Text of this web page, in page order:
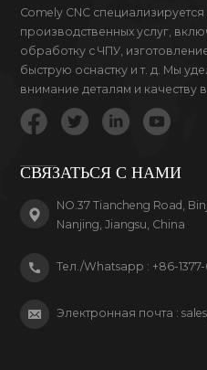
Comely CNC
производственных услуг,
обработку с ЧПУ,
быструю оснастку и т. д. Мы
внимание деталям и качеству
продукте, за который мы
СВЯЗАТЬСЯ С НАМИ
NO.37 Tiancheng Road,
Nanjing, Jiangsu, China
Тел./Whatsapp : +86-
Электронная почта :